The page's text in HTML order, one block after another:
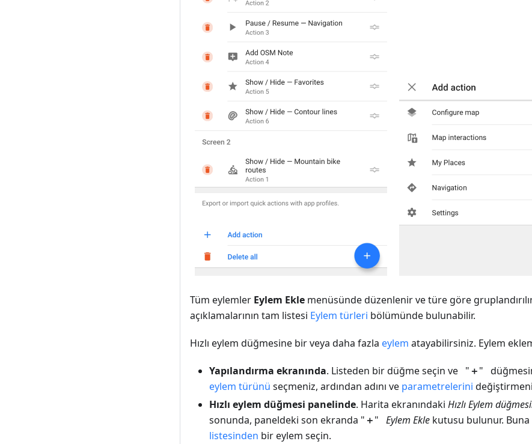
Tüm eylemler Eylem Ekle menüsünde düzenlenir ve türe göre
açıklamalarının tam listesi Eylem türleri bölümünde bulunabilir.
Hızlı eylem düğmesine bir veya daha fazla eylem atayabilirsiniz. Eylem
Yapılandırma ekranında. Listeden bir düğme seçin ve " ＋"
eylem türünü seçmeniz, ardından adını ve parametrelerini
Hızlı eylem düğmesi panelinde. Harita ekranındaki Hızlı Eylem
sonunda, paneldeki son ekranda " ＋" Eylem Ekle kutusu bulunur.
listesinden bir eylem seçin.